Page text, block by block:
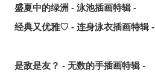
盛夏中的绿洲 - 泳池插画特辑 -
经典又优雅♡ - 连身泳衣插画特辑 -
是敌是友？ - 无数的手插画特辑 -